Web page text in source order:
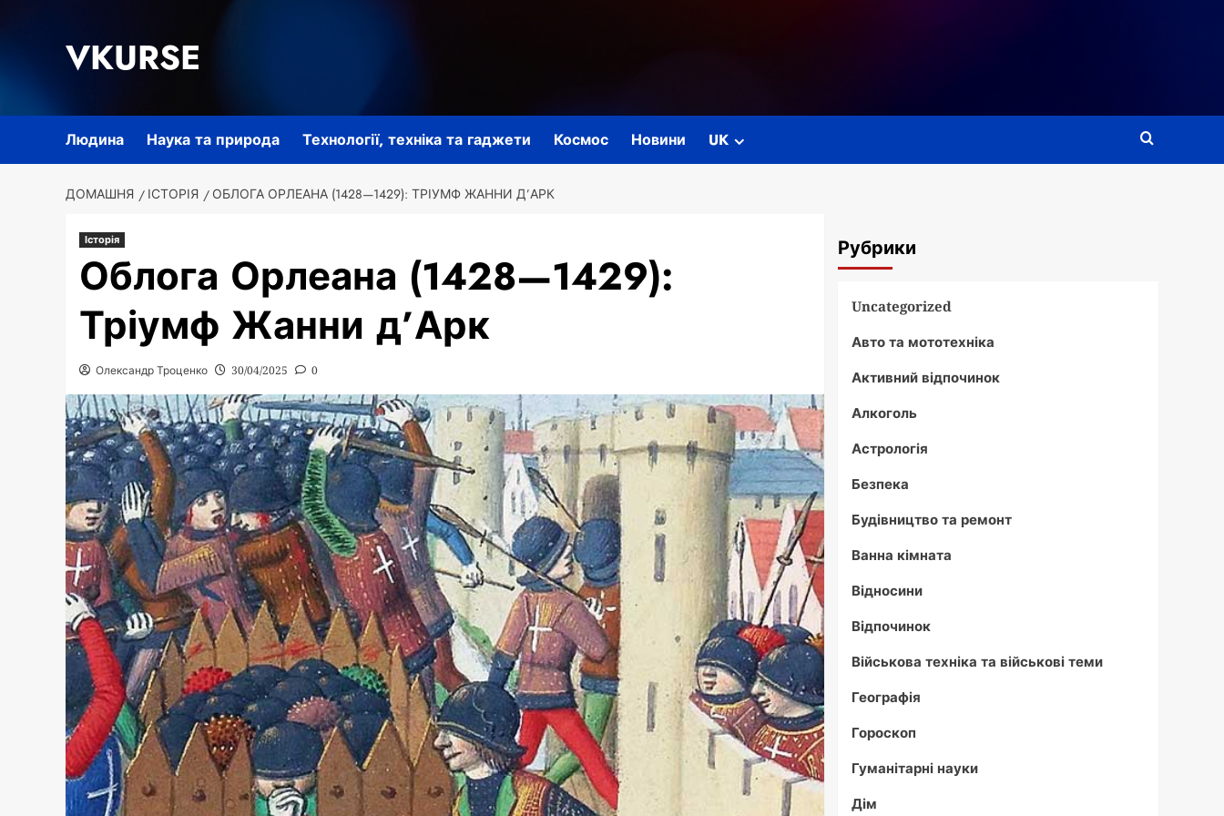
VKURSE
Людина Наука та природа Технології, техніка та гаджети Космос Новини UK
ДОМАШНЯ ІСТОРІЯ ОБЛОГА ОРЛЕАНА (1428—1429): ТРІУМФ ЖАННИ Д’АРК
Історія
Облога Орлеана (1428—1429):
Тріумф Жанни д’Арк
Олександр Троценко 30/04/2025 0
Рубрики
Uncategorized
Авто та мототехніка
Активний відпочинок
Алкоголь
Астрологія
Безпека
Будівництво та ремонт
Ванна кімната
Відносини
Відпочинок
Військова техніка та військові теми
Географія
Гороскоп
Гуманітарні науки
Дім